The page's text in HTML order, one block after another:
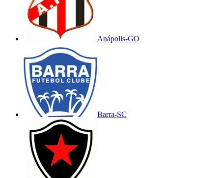
Anápolis-GO
Barra-SC